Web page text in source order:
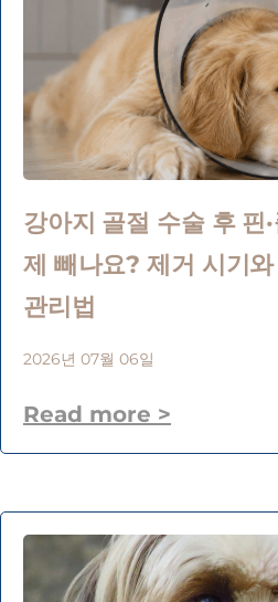
강아지 골절 수술 후 핀
제 빼나요? 제거 시기
관리법
2026년 07월 06일
Read more >